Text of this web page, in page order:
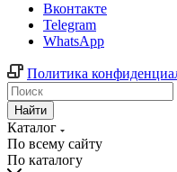
Вконтакте
Telegram
WhatsApp
Политика
Найти
Каталог
По всему сайту
По каталогу